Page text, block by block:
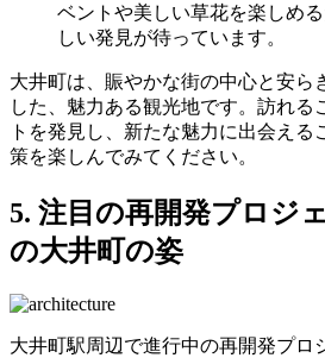
ベントや美しい草花を楽しめ
しい発見が待っています。
大井町は、賑やかな街の中心と安ら
した、魅力ある観光地です。訪れる
トを発見し、新たな魅力に出会える
策を楽しんでみてください。
5. 注目の再開発プロジ
の大井町の姿
大井町駅周辺で進行中の再開発プロ